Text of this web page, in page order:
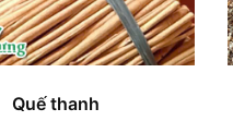
Quế thanh